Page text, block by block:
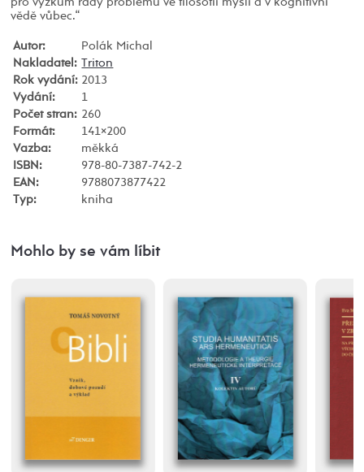
vědě vůbec.“
Autor:
Polák Michal
Nakladatel: Triton
Rok vydání: 2013
Vydání:
1
Počet stran: 260
Formát:
141×200
Vazba:
měkká
ISBN:
978-80-7387-742-2
EAN:
9788073877422
Typ:
kniha
Mohlo by se vám líbit